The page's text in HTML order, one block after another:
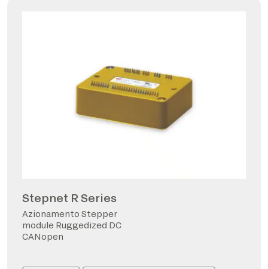
Stepnet R Series
Azionamento Stepper
module Ruggedized DC
CANopen